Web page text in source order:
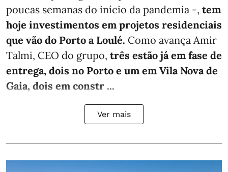
poucas semanas do início da pandemia -, tem
hoje investimentos em projetos residenciais
que vão do Porto a Loulé. Como avança Amir
Talmi, CEO do grupo, três estão já em fase de
entrega, dois no Porto e um em Vila Nova de
Gaia, dois em constr ...
Ver mais